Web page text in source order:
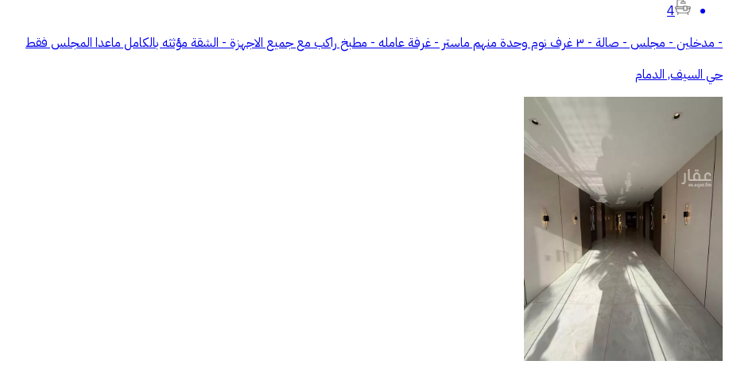
4
- مدخلين - مجلس - صالة - ٣ غرف نوم وحدة منهم ماستر - غرفة عامله - مطبخ راكب مع جميع الاجهزة - الشقة مؤثثه بالكامل ماعدا المجلس فقط
حي السيف, الدمام